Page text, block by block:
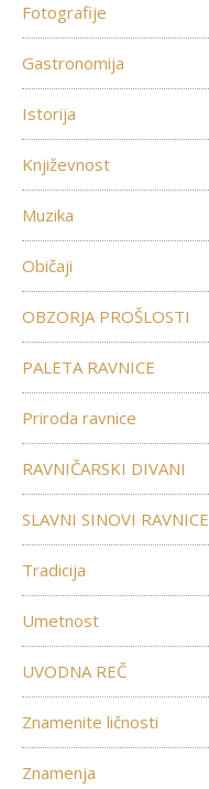
Fotografije
Gastronomija
Istorija
Književnost
Muzika
Običaji
OBZORJA PROŠLOSTI
PALETA RAVNICE
Priroda ravnice
RAVNIČARSKI DIVANI
SLAVNI SINOVI RAVNICE
Tradicija
Umetnost
UVODNA REČ
Znamenite ličnosti
Znamenja